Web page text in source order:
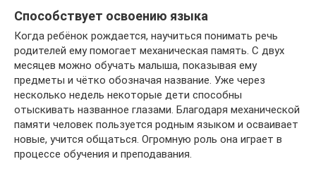
Способствует освоению языка
Когда ребёнок рождается, научиться понимать речь
родителей ему помогает механическая память. С двух
месяцев можно обучать малыша, показывая ему
предметы и чётко обозначая название. Уже через
несколько недель некоторые дети способны
отыскивать названное глазами. Благодаря механической
памяти человек пользуется родным языком и осваивает
новые, учится общаться. Огромную роль она играет в
процессе обучения и преподавания.